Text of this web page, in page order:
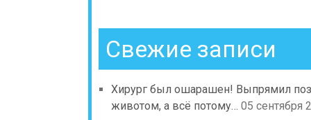
Свежие записи
Хирург был ошарашен! Выпрямил
животом, а всё потому… 05 сентября